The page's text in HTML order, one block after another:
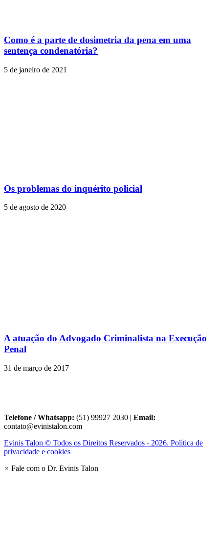
Como é a parte de dosimetria da pena em uma
sentença condenatória?
5 de janeiro de 2021
Os problemas do inquérito policial
5 de agosto de 2020
A atuação do Advogado Criminalista na Execução
Penal
31 de março de 2017
Telefone / Whatsapp: (51) 99927 2030 | Email:
contato@evinistalon.com
Evinis Talon © Todos os Direitos Reservados - 2026. Política de
privacidade e cookies
× Fale com o Dr. Evinis Talon